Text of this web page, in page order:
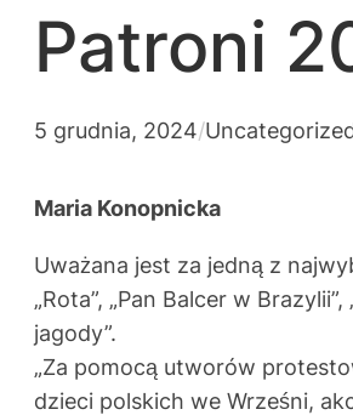
Patroni
5 grudnia, 2024/
Maria Konopnicka
Uważana jest za jedną z
„Rota”, „Pan Balcer w
jagody”.
„Za pomocą utworów
dzieci polskich we Wrześni,